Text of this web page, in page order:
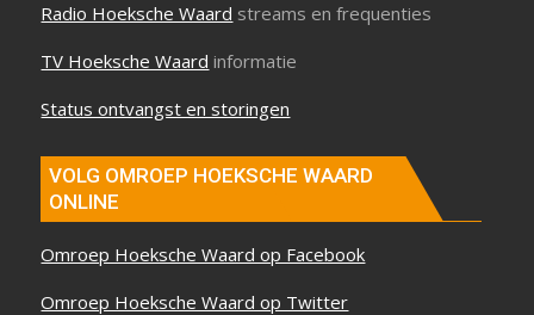
Radio Hoeksche Waard streams en frequenties
TV Hoeksche Waard informatie
Status ontvangst en storingen
VOLG OMROEP HOEKSCHE WAARD
ONLINE
Omroep Hoeksche Waard op Facebook
Omroep Hoeksche Waard op Twitter